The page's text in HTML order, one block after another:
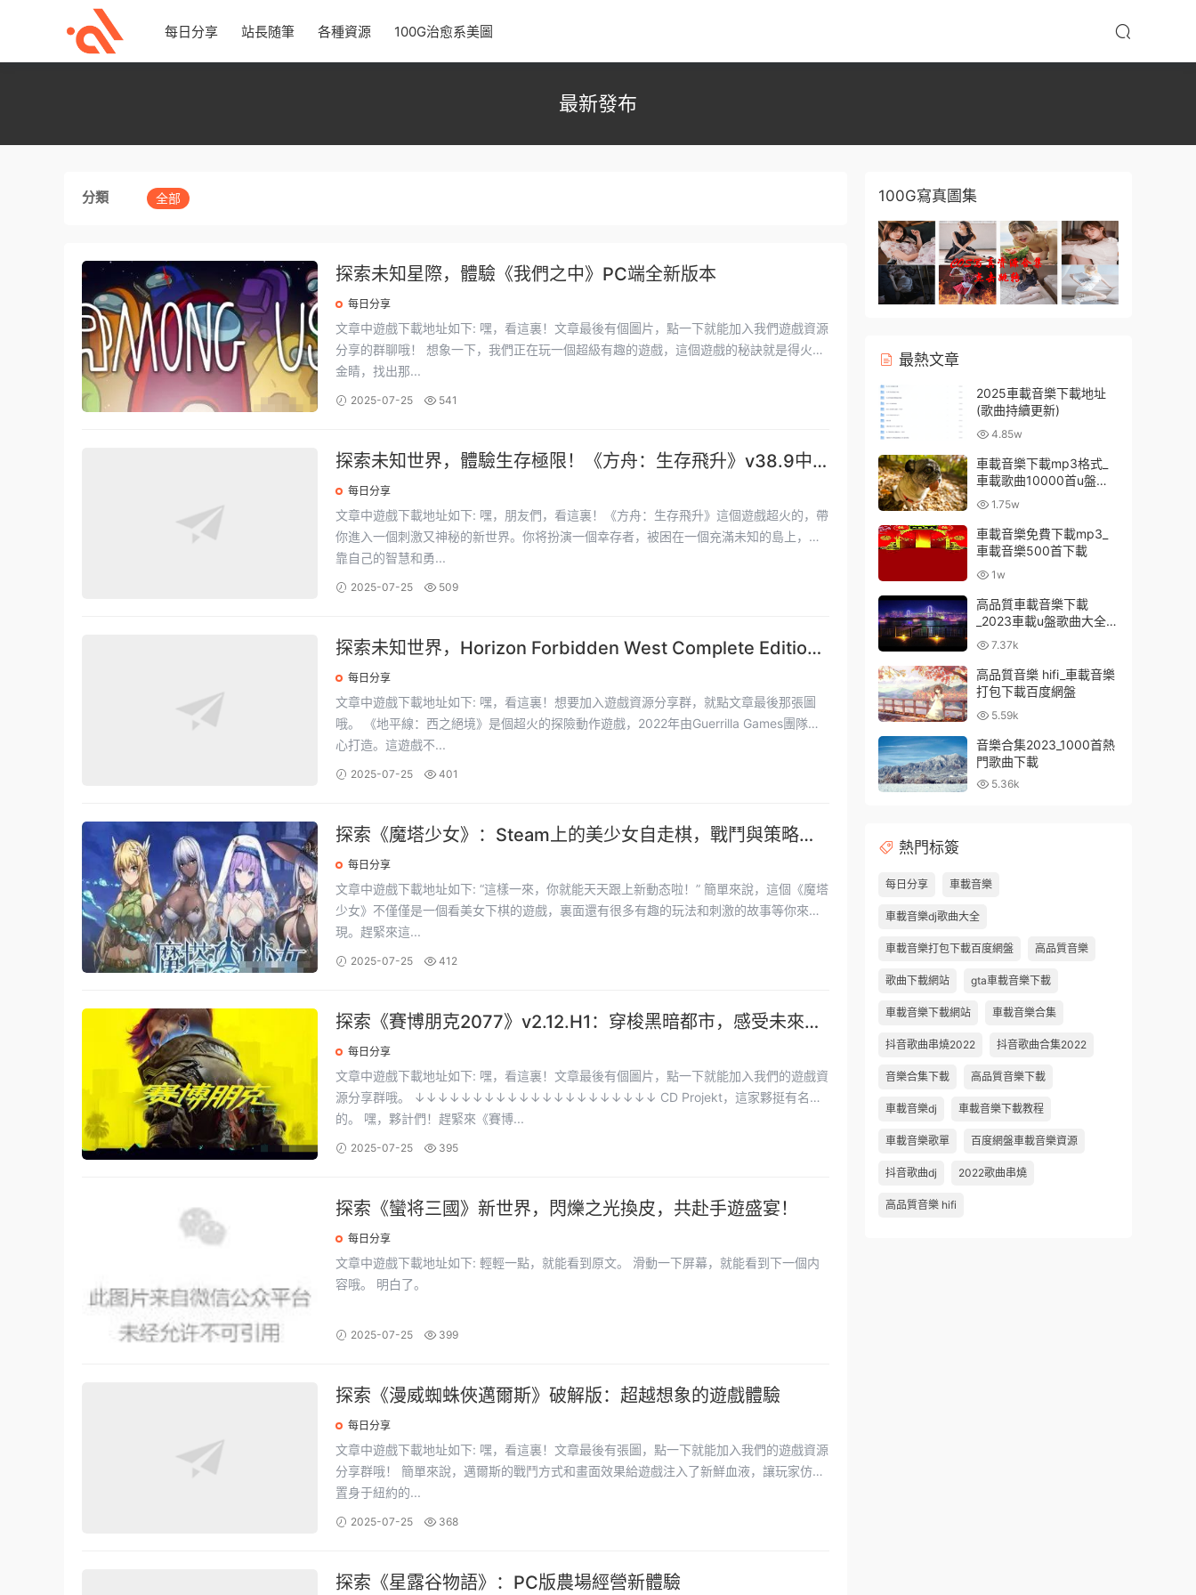
每日分享 站長随筆 各種資源 100G治愈系美圖
最新發布
分類 全部
探索未知星際，體驗《我們之中》PC端全新版本
每日分享
文章中遊戲下載地址如下: 嘿，看這裏！文章最後有個圖片，點一下就能加入我們遊戲資源
分享的群聊哦！ 想象一下，我們正在玩一個超級有趣的遊戲，這個遊戲的秘訣就是得火眼
金睛，找出那...
2025-07-25 541
探索未知世界，體驗生存極限！《方舟：生存飛升》v38.9中
文版全新升級！
每日分享
文章中遊戲下載地址如下: 嘿，朋友們，看這裏！《方舟：生存飛升》這個遊戲超火的，帶
你進入一個刺激又神秘的新世界。你将扮演一個幸存者，被困在一個充滿未知的島上，得
靠自己的智慧和勇...
2025-07-25 509
探索未知世界，Horizon Forbidden West Complete Edition
正式發布！
每日分享
文章中遊戲下載地址如下: 嘿，看這裏！想要加入遊戲資源分享群，就點文章最後那張圖
哦。 《地平線：西之絕境》是個超火的探險動作遊戲，2022年由Guerrilla Games團隊精
心打造。這遊戲不...
2025-07-25 401
探索《魔塔少女》：Steam上的美少女自走棋，戰鬥與策略的
雙重盛宴！
每日分享
文章中遊戲下載地址如下: “這樣一來，你就能天天跟上新動态啦！” 簡單來說，這個《魔塔
少女》不僅僅是一個看美女下棋的遊戲，裏面還有很多有趣的玩法和刺激的故事等你來發
現。趕緊來這...
2025-07-25 412
探索《賽博朋克2077》v2.12.H1：穿梭黑暗都市，感受未來世
界的震撼
每日分享
文章中遊戲下載地址如下: 嘿，看這裏！文章最後有個圖片，點一下就能加入我們的遊戲資
源分享群哦。 ↓↓↓↓↓↓↓↓↓↓↓↓↓↓↓↓↓↓↓↓↓ CD Projekt，這家夥挺有名
的。 嘿，夥計們！趕緊來《賽博...
2025-07-25 395
探索《蠻将三國》新世界，閃爍之光換皮，共赴手遊盛宴！
每日分享
文章中遊戲下載地址如下: 輕輕一點，就能看到原文。 滑動一下屏幕，就能看到下一個内
容哦。 明白了。
2025-07-25 399
探索《漫威蜘蛛俠邁爾斯》破解版：超越想象的遊戲體驗
每日分享
文章中遊戲下載地址如下: 嘿，看這裏！文章最後有張圖，點一下就能加入我們的遊戲資源
分享群哦！ 簡單來說，邁爾斯的戰鬥方式和畫面效果給遊戲注入了新鮮血液，讓玩家仿佛
置身于紐約的...
2025-07-25 368
探索《星露谷物語》：PC版農場經營新體驗
100G寫真圖集
最熱文章
2025車載音樂下載地址
(歌曲持續更新)
4.85w
車載音樂下載mp3格式_
車載歌曲10000首u盤免
費 1.75w
車載音樂免費下載mp3_
車載音樂500首下載
1w
高品質車載音樂下載
_2023車載u盤歌曲大全下
載 7.37k
高品質音樂 hifi_車載音樂
打包下載百度網盤
5.59k
音樂合集2023_1000首熱
門歌曲下載
5.36k
熱門标簽
每日分享 車載音樂
車載音樂dj歌曲大全
車載音樂打包下載百度網盤 高品質音樂
歌曲下載網站 gta車載音樂下載
車載音樂下載網站 車載音樂合集
抖音歌曲串燒2022 抖音歌曲合集2022
音樂合集下載 高品質音樂下載
車載音樂dj 車載音樂下載教程
車載音樂歌單 百度網盤車載音樂資源
抖音歌曲dj 2022歌曲串燒
高品質音樂 hifi